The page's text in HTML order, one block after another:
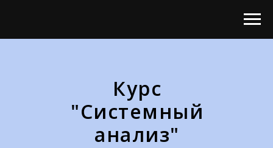
Курс
"Системный
анализ"